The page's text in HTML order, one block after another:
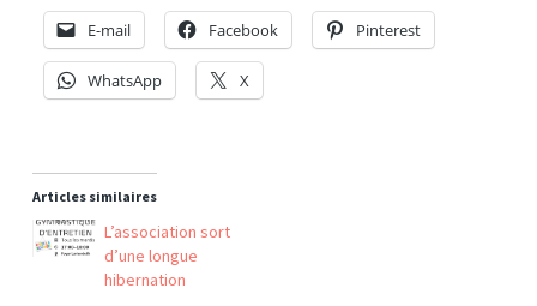
E-mail Facebook Pinterest
WhatsApp X
Articles similaires
L’association sort
d’une longue
hibernation